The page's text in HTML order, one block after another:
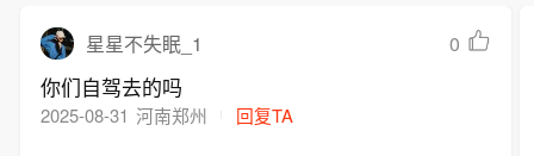
星星不失眠_1 0
你们自驾去的吗
2025-08-31 河南郑州 回复TA